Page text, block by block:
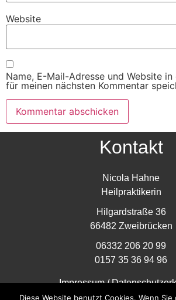
Website
Name, E-Mail-Adresse und Website
für meinen nächsten Kommentar
Kontakt
Nicola Hahne
Heilpraktikerin
Hilgardstraße 36
66482 Zweibrücken
06332 206 20 99
0157 35 36 94 96
Impressum/
Diese Website benutzt Cookies. Wenn